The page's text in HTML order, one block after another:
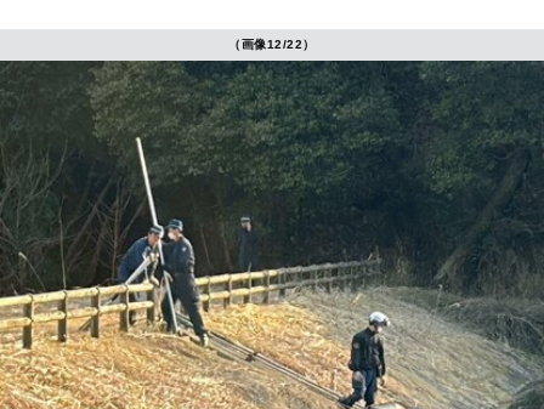
（画像12/22）